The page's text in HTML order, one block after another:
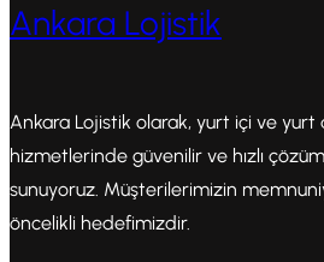
Ankara Lojistik
Ankara Lojistik olarak, yurt içi ve yurt
hizmetlerinde güvenilir ve hızlı
sunuyoruz. Müşterilerimizin
öncelikli hedefimizdir.